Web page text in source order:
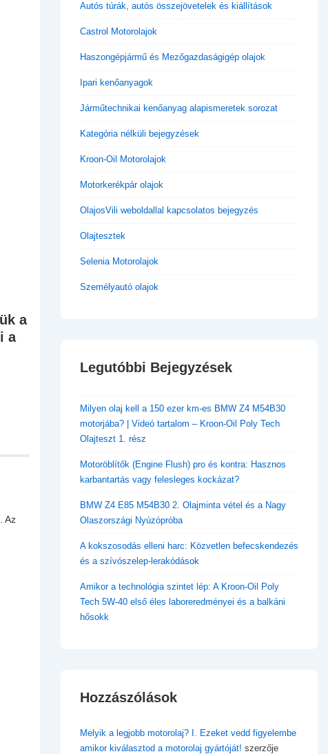
a
a
Az
Autós túrák, autós összejövetelek és kiállítások
Castrol Motorolajok
Haszongépjármű és Mezőgazdaságigép olajok
Ipari kenőanyagok
Járműtechnikai kenőanyag alapismeretek sorozat
Kategória nélküli bejegyzések
Kroon-Oil Motorolajok
Motorkerékpár olajok
OlajosVili weboldallal kapcsolatos bejegyzés
Olajtesztek
Selenia Motorolajok
Személyautó olajok
Legutóbbi Bejegyzések
​Milyen olaj kell a 150 ezer km-es BMW Z4 M54B30
motorjába? | Videó tartalom – Kroon-Oil Poly Tech
Olajteszt 1. rész
Motoröblítők (Engine Flush) pro és kontra: Hasznos
karbantartás vagy felesleges kockázat?
BMW Z4 E85 M54B30 2. Olajminta vétel és a Nagy
Olaszországi Nyúzópróba
A kokszosodás elleni harc: Közvetlen befecskendezés
és a szívószelep-lerakódások
Amikor a technológia szintet lép: A Kroon-Oil Poly
Tech 5W-40 első éles laboreredményei és a balkáni
hősokk
Hozzászólások
Melyik a legjobb motorolaj? I. Ezeket vedd figyelembe
amikor kiválasztod a motorolaj gyártóját! szerzője